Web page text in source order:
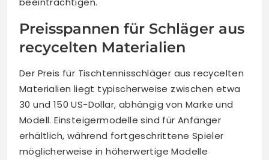
Preisspannen für Schläger aus
recycelten Materialien
Der Preis für Tischtennisschläger aus recycelten
Materialien liegt typischerweise zwischen etwa
30 und 150 US-Dollar, abhängig von Marke und
Modell. Einsteigermodelle sind für Anfänger
erhältlich, während fortgeschrittene Spieler
möglicherweise in höherwertige Modelle